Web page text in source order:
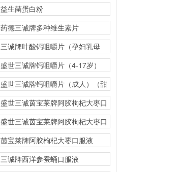
益生菌蛋白粉
药德三诚牌多种维生素片
三诚牌叶酸钙咀嚼片（孕妇乳母
型）
盛世三诚牌钙咀嚼片（4-17岁）
（橘子味）
盛世三诚牌钙咀嚼片（成人）（甜
橙味）
盛世三诚茵宝莱牌阿胶枸杞大枣口
盛世三诚茵宝莱牌阿胶枸杞大枣口
茵宝莱牌阿胶枸杞大枣口服液
三诚牌西洋参蚕蛹口服液